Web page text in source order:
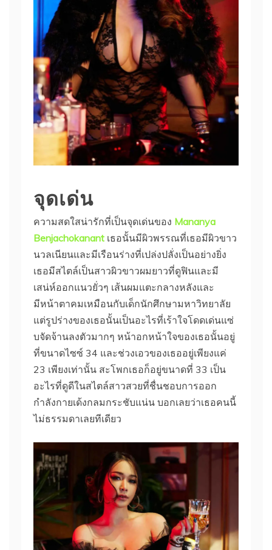
จุดเด่น
ความสดใสน่ารักที่เป็นจุดเด่นของ Mananya
Benjachokanant เธอนั้นมีผิวพรรณที่เธอมีผิวขาว
นวลเนียนและมีเรือนร่างที่เปล่งปลั่งเป็นอย่างยิ่ง
เธอมีสไตล์เป็นสาวผิวขาวผมยาวที่ดูฟินและมี
เสน่ห์ออกแนวยั่วๆ เส้นผมแตะกลางหลังและ
มีหน้าตาคมเหมือนกับเด็กนักศึกษามหาวิทยาลัย
แต่รูปร่างของเธอนั้นเป็นอะไรที่เร้าใจโดดเด่นแซ่
บจัดจ้านลงตัวมากๆ หน้าอกหน้าใจของเธอนั้นอยู่
ที่ขนาดไซซ์ 34 และช่วงเอวของเธออยู่เพียงแค่
23 เพียงเท่านั้น สะโพกเธอก็อยู่ขนาดที่ 33 เป็น
อะไรที่ดูดีในสไตล์สาวสวยที่ชื่นชอบการออก
กำลังกายเด้งกลมกระชับแน่น บอกเลยว่าเธอคนนี้
ไม่ธรรมดาเลยทีเดียว